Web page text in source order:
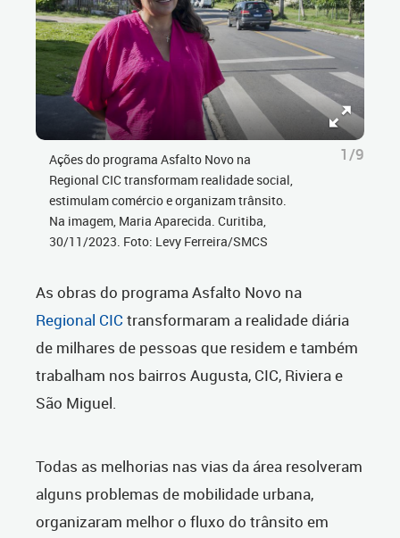
Ações do programa Asfalto Novo na
Regional CIC transformam realidade social,
estimulam comércio e organizam trânsito.
Na imagem, Maria Aparecida. Curitiba,
30/11/2023. Foto: Levy Ferreira/SMCS
1/9
As obras do programa Asfalto Novo na
Regional CIC transformaram a realidade diária
de milhares de pessoas que residem e também
trabalham nos bairros Augusta, CIC, Riviera e
São Miguel.
Todas as melhorias nas vias da área resolveram
alguns problemas de mobilidade urbana,
organizaram melhor o fluxo do trânsito em